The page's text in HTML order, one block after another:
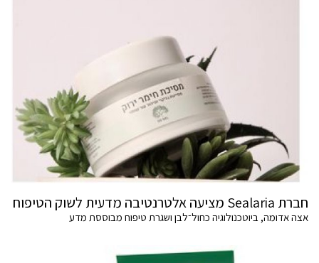
חברת Sealaria מציעה אלטרנטיבה מדעית לשוק הטיפוח
אצה אדומה, ביוטכנולוגיה כחול־לבן ושגרת טיפוח מבוססת מדע